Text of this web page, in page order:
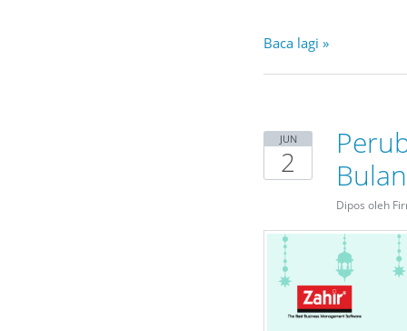
Baca lagi »
JUN
2
Dipos oleh